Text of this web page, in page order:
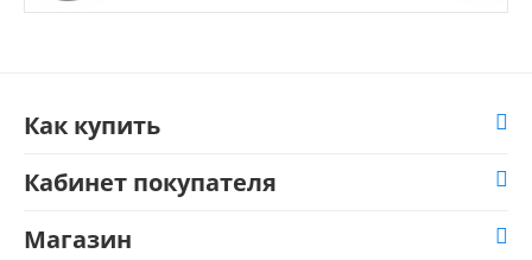
Как купить
Кабинет покупателя
Магазин